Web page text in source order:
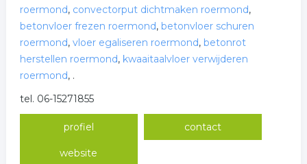
roermond, convectorput dichtmaken roermond,
betonvloer frezen roermond, betonvloer schuren
roermond, vloer egaliseren roermond, betonrot
herstellen roermond, kwaaitaalvloer verwijderen
roermond, .
tel. 06-15271855
profiel contact
website